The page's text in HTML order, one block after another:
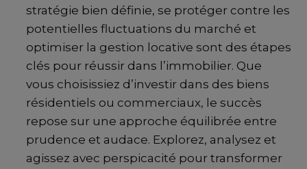
stratégie bien définie, se protéger contre les
potentielles fluctuations du marché et
optimiser la gestion locative sont des étapes
clés pour réussir dans l’immobilier. Que
vous choisissiez d’investir dans des biens
résidentiels ou commerciaux, le succès
repose sur une approche équilibrée entre
prudence et audace. Explorez, analysez et
agissez avec perspicacité pour transformer